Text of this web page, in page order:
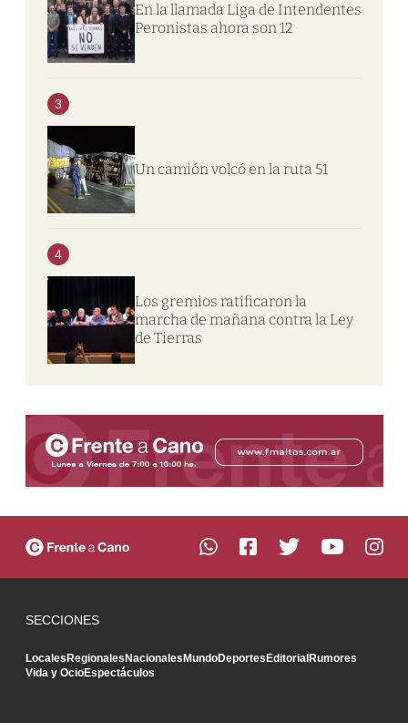
En la llamada Liga de Intendentes
Peronistas ahora son 12
3
Un camión volcó en la ruta 51
4
Los gremios ratificaron la
marcha de mañana contra la Ley
de Tierras
SECCIONES
LocalesRegionalesNacionalesMundoDeportesEditorialRumores
Vida y OcioEspectáculos